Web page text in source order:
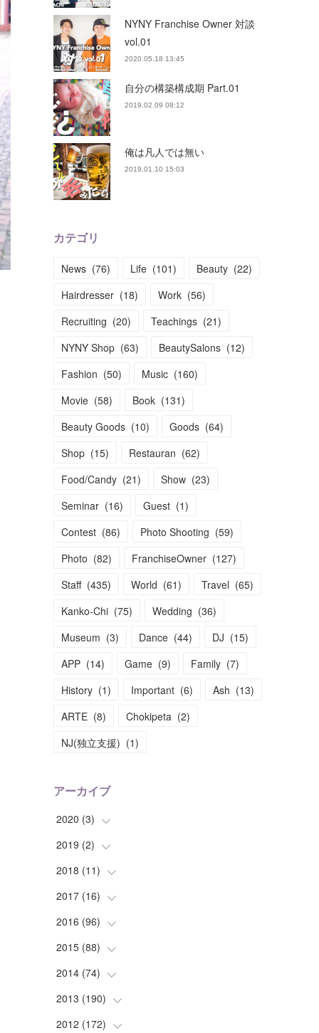
NYNY Franchise Owner 対談
vol.01
2020.05.18 13:45
自分の構築構成期 Part.01
2019.02.09 08:12
俺は凡人では無い
2019.01.10 15:03
カテゴリ
News (76) Life (101) Beauty (22)
Hairdresser (18) Work (56)
Recruiting (20) Teachings (21)
NYNY Shop (63) BeautySalons (12)
Fashion (50) Music (160)
Movie (58) Book (131)
Beauty Goods (10) Goods (64)
Shop (15) Restauran (62)
Food/Candy (21) Show (23)
Seminar (16) Guest (1)
Contest (86) Photo Shooting (59)
Photo (82) FranchiseOwner (127)
Staff (435) World (61) Travel (65)
Kanko-Chi (75) Wedding (36)
Museum (3) Dance (44) DJ (15)
APP (14) Game (9) Family (7)
History (1) Important (6) Ash (13)
ARTE (8) Chokipeta (2)
NJ(独立支援) (1)
アーカイブ
2020 (3)
(1
( 1)
(1)
2019 (2)
( 1)
(1)
2018 (11)
(2)
(1)
(1)
(1)
(3)
(2)
2017 (16)
(1)
(2)
(1)
(3)
(1)
2016 (96)
(2)
(5)
(6)
(3)
2015 (88)
(4)
(7)
(6)
2014 (74)
(9)
(14)
2013 (190)
(17)
2012 (172)